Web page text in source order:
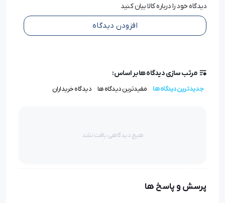
صنعتی است که برای دوخت انواع پارچه های سبک و متوسط
به کار می‌رود.
عملکرد قابل اطمینان، و کارایی ساده است.
دستگاه جک JK-T782E از نوع دستگاه‌های خیاطی برقی است
دیدگاه خود را درباره کالا بیان کنید
افزودن دیدگاه
مرتب سازی دیدگاه ها بر اساس:
جدیدترین دیدگاه ها مفیدترین دیدگاه ها دیدگاه خریداران
هیچ دیدگاهی یافت نشد
پرسش و پاسخ ها